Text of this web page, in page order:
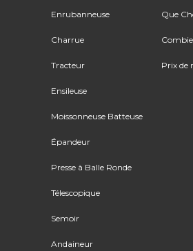
Enrubanneuse
Charrue
Tracteur
Ensileuse
Moissonneuse Batteuse
Épandeur
Presse à Balle Ronde
Télescopique
Semoir
Andaineur
Que
Prix de